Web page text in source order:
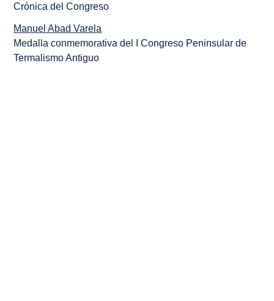
Crónica del Congreso
Manuel Abad Varela
Medalla conmemorativa del I Congreso Peninsular de
Termalismo Antiguo